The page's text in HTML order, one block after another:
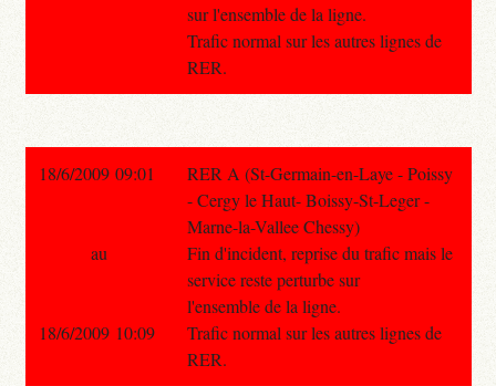
sur l'ensemble de la ligne.
Trafic normal sur les autres lignes de
RER.
18/6/2009 09:01
RER A (St-Germain-en-Laye - Poissy
- Cergy le Haut- Boissy-St-Leger -
Marne-la-Vallee Chessy)
Fin d'incident, reprise du trafic mais le
service reste perturbe sur
l'ensemble de la ligne.
Trafic normal sur les autres lignes de
RER.
au
18/6/2009 10:09